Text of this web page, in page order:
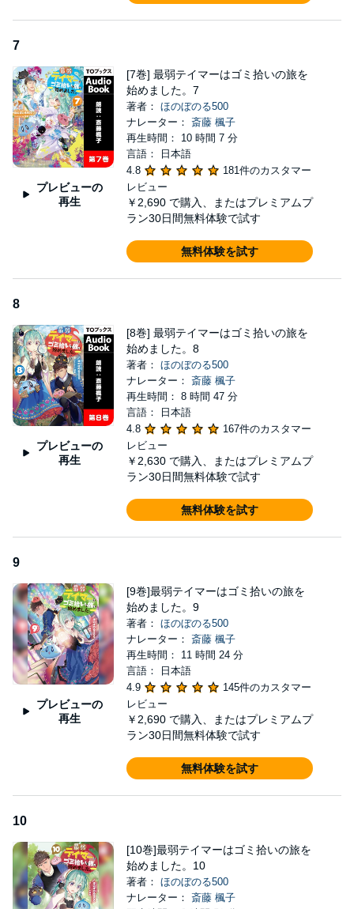
7
プレビューの
再生
[7巻] 最弱テイマーはゴミ拾いの旅を
始めました。7
著者： ほのぼのる500
ナレーター： 斎藤 楓子
再生時間： 10 時間 7 分
言語： 日本語
4.8
181件のカスタマー
レビュー
￥2,690 で購入、またはプレミアムプ
ラン30日間無料体験で試す
無料体験を試す
8
プレビューの
再生
[8巻] 最弱テイマーはゴミ拾いの旅を
始めました。8
著者： ほのぼのる500
ナレーター： 斎藤 楓子
再生時間： 8 時間 47 分
言語： 日本語
4.8
167件のカスタマー
レビュー
￥2,630 で購入、またはプレミアムプ
ラン30日間無料体験で試す
無料体験を試す
9
プレビューの
再生
[9巻]最弱テイマーはゴミ拾いの旅を
始めました。9
著者： ほのぼのる500
ナレーター： 斎藤 楓子
再生時間： 11 時間 24 分
言語： 日本語
4.9
145件のカスタマー
レビュー
￥2,690 で購入、またはプレミアムプ
ラン30日間無料体験で試す
無料体験を試す
10
[10巻]最弱テイマーはゴミ拾いの旅を
始めました。10
著者： ほのぼのる500
ナレーター： 斎藤 楓子